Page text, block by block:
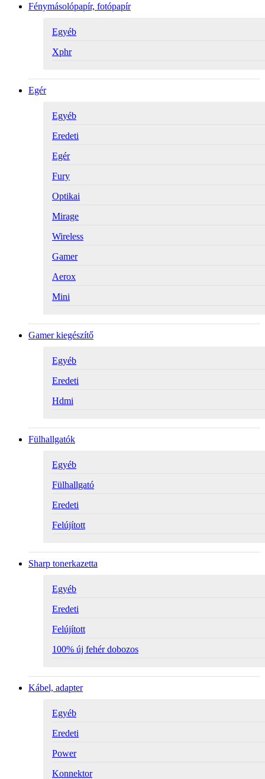
Fénymásolópapír, fotópapír
Egyéb
Xphr
Egér
Egyéb
Eredeti
Egér
Fury
Optikai
Mirage
Wireless
Gamer
Aerox
Mini
Gamer kiegészítő
Egyéb
Eredeti
Hdmi
Fülhallgatók
Egyéb
Fülhallgató
Eredeti
Felújított
Sharp tonerkazetta
Egyéb
Eredeti
Felújított
100% új fehér dobozos
Kábel, adapter
Egyéb
Eredeti
Power
Konnektor